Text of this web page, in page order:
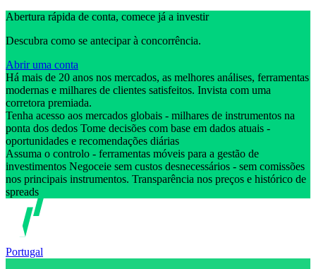
Abertura rápida de conta, comece já a investir
Descubra como se antecipar à concorrência.
Abrir uma conta
Há mais de 20 anos nos mercados, as melhores análises, ferramentas
modernas e milhares de clientes satisfeitos. Invista com uma
corretora premiada.
Tenha acesso aos mercados globais - milhares de instrumentos na
ponta dos dedos Tome decisões com base em dados atuais -
oportunidades e recomendações diárias
Assuma o controlo - ferramentas móveis para a gestão de
investimentos Negoceie sem custos desnecessários - sem comissões
nos principais instrumentos. Transparência nos preços e histórico de
spreads
Portugal